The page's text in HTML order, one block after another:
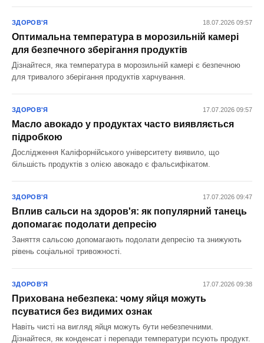
ЗДОРОВ'Я 18.07.2026 09:57
Оптимальна температура в морозильній камері
для безпечного зберігання продуктів
Дізнайтеся, яка температура в морозильній камері є безпечною
для тривалого зберігання продуктів харчування.
ЗДОРОВ'Я 17.07.2026 09:57
Масло авокадо у продуктах часто виявляється
підробкою
Дослідження Каліфорнійського університету виявило, що
більшість продуктів з олією авокадо є фальсифікатом.
ЗДОРОВ'Я 17.07.2026 09:47
Вплив сальси на здоров'я: як популярний танець
допомагає подолати депресію
Заняття сальсою допомагають подолати депресію та знижують
рівень соціальної тривожності.
ЗДОРОВ'Я 17.07.2026 09:38
Прихована небезпека: чому яйця можуть
псуватися без видимих ознак
Навіть чисті на вигляд яйця можуть бути небезпечними.
Дізнайтеся, як конденсат і перепади температури псують продукт.